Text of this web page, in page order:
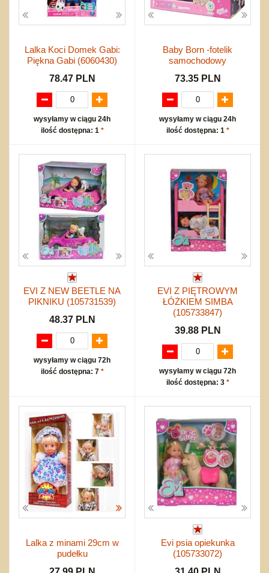
Lalka Koci Domek Gabi:
Piękna Gabi (6060430)
78.47 PLN
wysyłamy w ciągu 24h
ilość dostępna: 1 *
Baby Born -fotelik
samochodowy
73.35 PLN
wysyłamy w ciągu 24h
ilość dostępna: 1 *
EVI Z NEW BEETLE NA
PIKNIKU (105731539)
48.37 PLN
wysyłamy w ciągu 72h
ilość dostępna: 7 *
EVI Z PIĘTROWYM
ŁÓŻKIEM SIMBA
(105733847)
39.88 PLN
wysyłamy w ciągu 72h
ilość dostępna: 3 *
Lalka z minami 29cm w
pudełku
Evi psia opiekunka
(105733072)